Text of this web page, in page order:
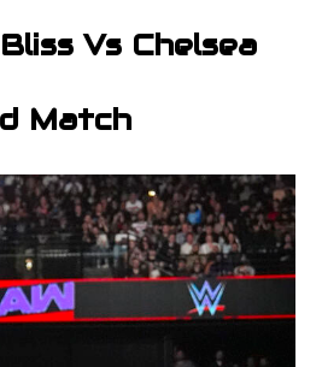
Vs Chelsea
Match